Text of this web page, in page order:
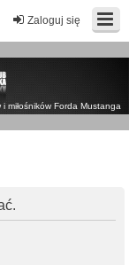
Zaloguj się
miłośników Forda Mustanga